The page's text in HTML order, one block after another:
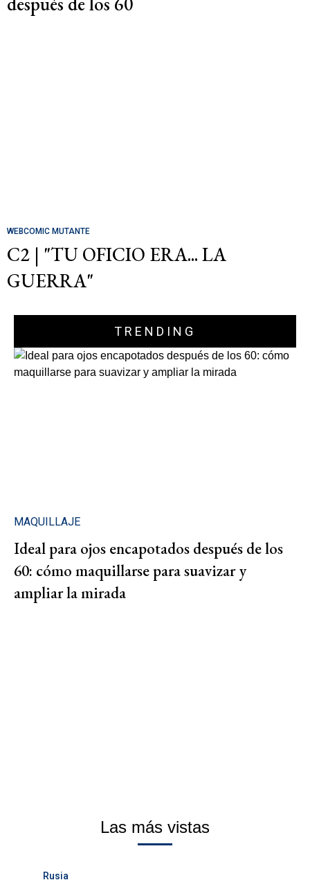
WEBCOMIC MUTANTE
C2 | "TU OFICIO ERA... LA
GUERRA"
TRENDING
MAQUILLAJE
Ideal para ojos encapotados después de los
60: cómo maquillarse para suavizar y
ampliar la mirada
Las más vistas
Rusia